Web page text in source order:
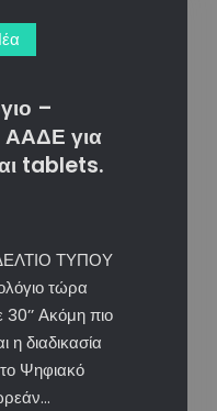
–
για
tablets.
ΔΕΛΤΙΟ ΤΥΠΟΥ
τώρα
Ακόμη πιο
η διαδικασία
Ψηφιακό